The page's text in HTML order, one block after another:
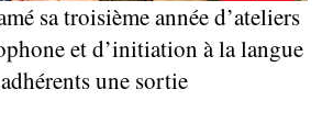
sa troisième année d’ateliers
et d’initiation à la langue
une sortie